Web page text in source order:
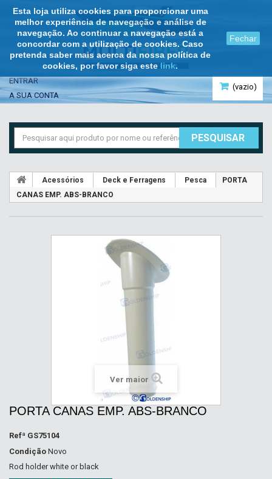
Esta loja utiliza cookies para proporcionar uma
melhor experiência de navegação e análise de
navegação. Ao continuar a navegação está a
concordar com a utilização de cookies. Caso
pretenda saber mais acerca da nossa política de
cookies, por favor siga este link.
Fechar
(vazio)
ENTRAR
A SUA CONTA
PESQUISAR
Acessórios Deck e Ferragens Pesca
PORTA
CANAS EMP. ABS-BRANCO
Ver maior
PORTA CANAS EMP. ABS-BRANCO
Refª GS75104
Condição Novo
Rod holder white or black